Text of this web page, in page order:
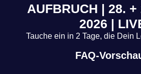
AUFBRUCH | 28. +
2026 |
Tauche ein in 2 Tage, die Dein
FAQ-